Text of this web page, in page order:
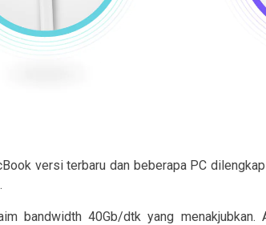
versi terbaru dan beberapa PC
bandwidth 40Gb/dtk yang menakjubkan.